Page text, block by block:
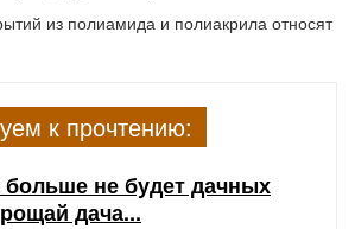
из полиамида и полиакрила относят
к прочтению:
больше не будет дачных
дача...